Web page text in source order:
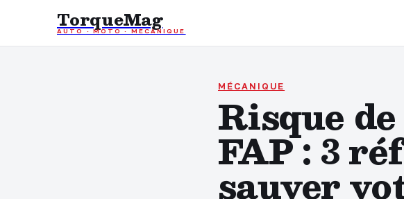
TorqueMag
AUTO · MOTO · MÉCANIQUE
MÉCANIQUE
Risque
FAP : 3
sauver